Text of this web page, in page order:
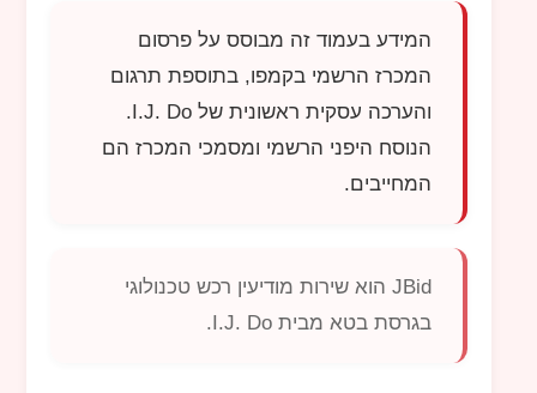
המידע בעמוד זה מבוסס על פרסום
המכרז הרשמי בקמפו, בתוספת תרגום
והערכה עסקית ראשונית שלI.J. Do
.
הנוסח היפני הרשמי ומסמכי המכרז הם
המחייבים.
JBid הוא שירות מודיעין רכש טכנולוגי
בגרסת בטא מביתI.J. Do
.